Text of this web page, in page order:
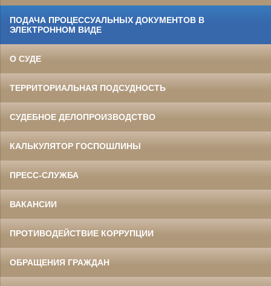
ПОДАЧА ПРОЦЕССУАЛЬНЫХ ДОКУМЕНТОВ В
ЭЛЕКТРОННОМ ВИДЕ
О СУДЕ
ТЕРРИТОРИАЛЬНАЯ ПОДСУДНОСТЬ
СУДЕБНОЕ ДЕЛОПРОИЗВОДСТВО
КАЛЬКУЛЯТОР ГОСПОШЛИНЫ
ПРЕСС-СЛУЖБА
ВАКАНСИИ
ПРОТИВОДЕЙСТВИЕ КОРРУПЦИИ
ОБРАЩЕНИЯ ГРАЖДАН